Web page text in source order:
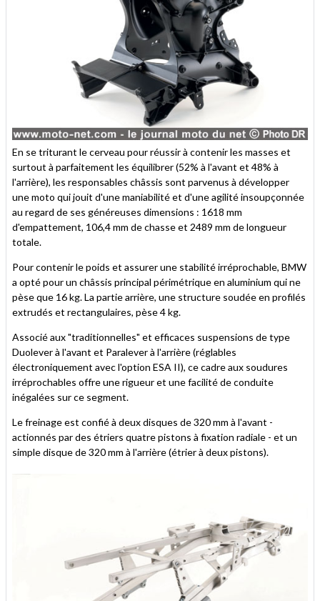
En se triturant le cerveau pour réussir à contenir les masses et
surtout à parfaitement les équilibrer (52% à l'avant et 48% à
l'arrière), les responsables châssis sont parvenus à développer
une moto qui jouit d'une maniabilité et d'une agilité insoupçonnée
au regard de ses généreuses dimensions : 1618 mm
d'empattement, 106,4 mm de chasse et 2489 mm de longueur
totale.
Pour contenir le poids et assurer une stabilité irréprochable, BMW
a opté pour un châssis principal périmétrique en aluminium qui ne
pèse que 16 kg. La partie arrière, une structure soudée en profilés
extrudés et rectangulaires, pèse 4 kg.
Associé aux "traditionnelles" et efficaces suspensions de type
Duolever à l'avant et Paralever à l'arrière (réglables
électroniquement avec l'option ESA II), ce cadre aux soudures
irréprochables offre une rigueur et une facilité de conduite
inégalées sur ce segment.
Le freinage est confié à deux disques de 320 mm à l'avant -
actionnés par des étriers quatre pistons à fixation radiale - et un
simple disque de 320 mm à l'arrière (étrier à deux pistons).